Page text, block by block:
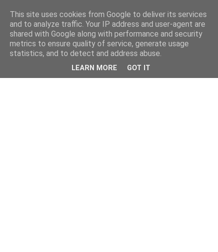
This site uses cookies from Google to deliver its services
and to analyze traffic. Your IP address and user-agent are
shared with Google along with performance and security
metrics to ensure quality of service, generate usage
statistics, and to detect and address abuse.
LEARN MORE GOT IT